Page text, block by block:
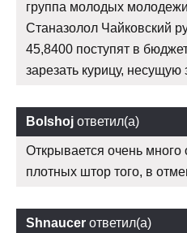
группа молодых
Станазолол Чайковский
45,8400 поступят в
зарезать курицу, несущую
Bolshoj ответил(а)
Открывается очень
плотных штор того, в
Shnaucer ответил(а)